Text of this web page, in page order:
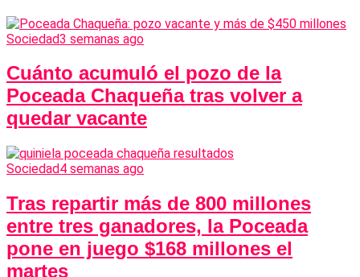
Sociedad3 semanas ago
Cuánto acumuló el pozo de la
Poceada Chaqueña tras volver a
quedar vacante
Sociedad4 semanas ago
Tras repartir más de 800 millones
entre tres ganadores, la Poceada
pone en juego $168 millones el
martes